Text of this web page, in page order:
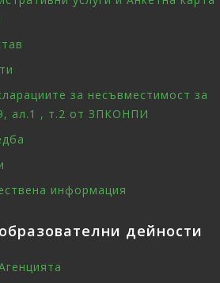
за несъвместимост за
ал.1 , т.2 от ЗПКОНПИ
информация
дейности